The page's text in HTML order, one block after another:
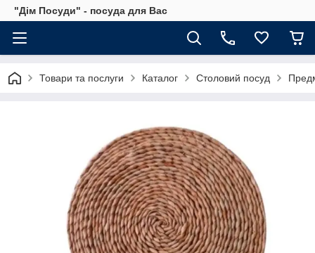
"Дім Посуди" - посуда для Вас
Товари та послуги Каталог Столовий посуд